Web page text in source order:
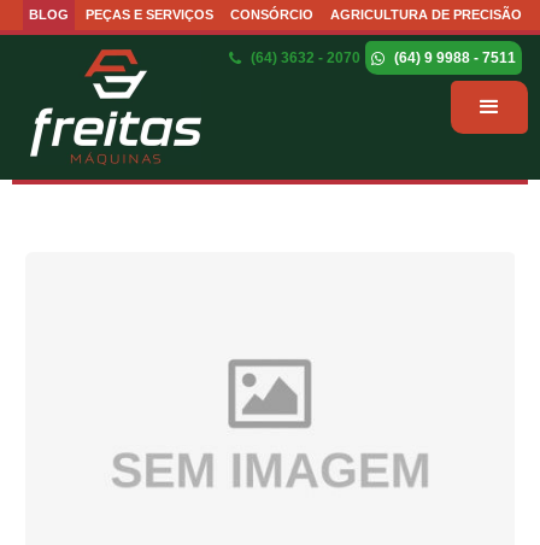
BLOG PEÇAS E SERVIÇOS CONSÓRCIO AGRICULTURA DE PRECISÃO
(64) 3632 - 2070 (64) 9 9988 - 7511